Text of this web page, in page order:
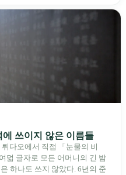
려 미국 스스로가 입법을 통해
에서 46년간 원격 조종 장난감
오주에 두 번째 공장을 건설할
쓰이지 않은 이름들
다오에서 직접 「눈물의 비
덟 글자로 모든 어머니의 긴 밤
하나도 쓰지 않았다. 6년의 준